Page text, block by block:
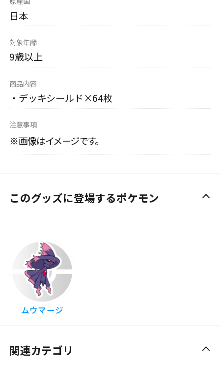
日本
対象年齢
9歳以上
商品内容
・デッキシールド×64枚
注意事項
※画像はイメージです。
このグッズに登場するポケモン
ムウマージ
関連カテゴリ